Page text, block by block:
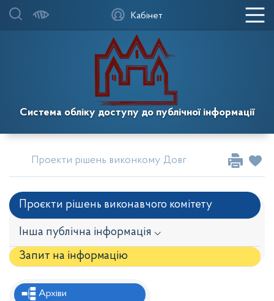
Система обліку доступу до публічної інформації
Кабінет
Проекти рішень виконкому Довгинцівської
Проєкти рішень виконавчого комітету
Інша публічна інформація ⌵
Запит на iнформацію
Рішення районної ради
Архіви